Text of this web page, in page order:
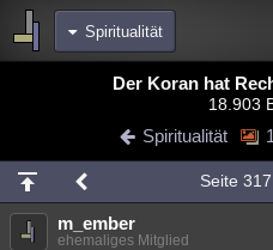
Spiritualität
Chat Wiki Neuigkeiten
meine Rubriken
Menschen Wissenschaft
Der Koran hat
18.903
Spiritualität
Seite 317
m_ember
ehemaliges Mitglied